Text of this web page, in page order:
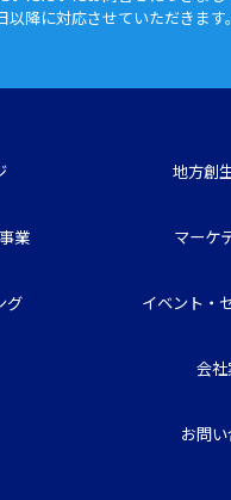
以降に対応させていただきます。
地方創
業 マーケ
グ イベント・
会社
お問